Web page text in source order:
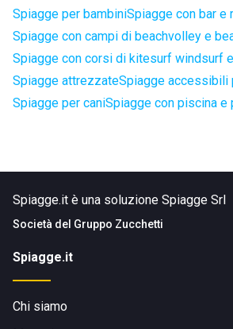
Spiagge per bambiniSpiagge con bar e
Spiagge con campi di beachvolley e
Spiagge con corsi di kitesurf windsurf
Spiagge attrezzateSpiagge accessibili
Spiagge per caniSpiagge con piscina e
Spiagge.it è una soluzione Spiagge Srl
Società del Gruppo Zucchetti
Spiagge.it
Chi siamo